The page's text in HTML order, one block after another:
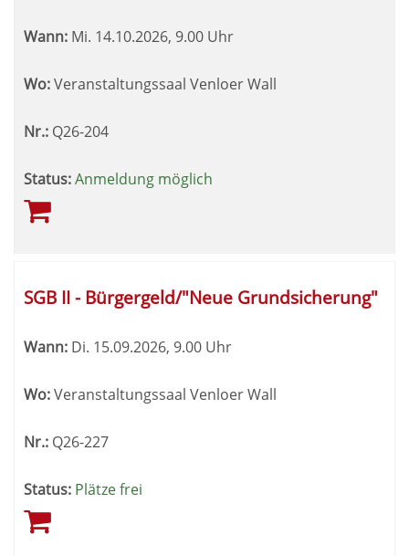
Wann: Mi. 14.10.2026, 9.00 Uhr
Wo:Veranstaltungssaal Venloer Wall
Nr.: Q26-204
Status:Anmeldung möglich
SGB II - Bürgergeld/"Neue Grundsicherung"
Wann: Di. 15.09.2026, 9.00 Uhr
Wo:Veranstaltungssaal Venloer Wall
Nr.: Q26-227
Status: Plätze frei